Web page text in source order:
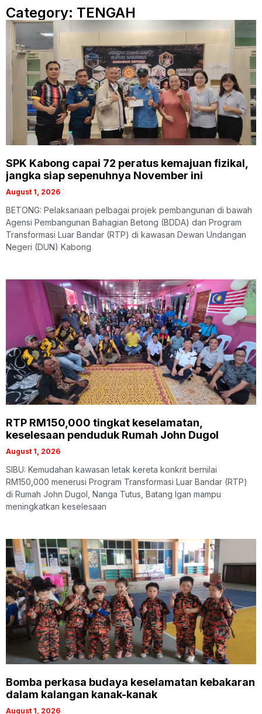
Category: TENGAH
SPK Kabong capai 72 peratus kemajuan fizikal,
jangka siap sepenuhnya November ini
August 1, 2026
​BETONG: Pelaksanaan pelbagai projek pembangunan di bawah
Agensi Pembangunan Bahagian Betong (BDDA) dan Program
Transformasi Luar Bandar (RTP) di kawasan Dewan Undangan
Negeri (DUN) Kabong
RTP RM150,000 tingkat keselamatan,
keselesaan penduduk Rumah John Dugol
August 1, 2026
SIBU: Kemudahan kawasan letak kereta konkrit bernilai
RM150,000 menerusi Program Transformasi Luar Bandar (RTP)
di Rumah John Dugol, Nanga Tutus, Batang Igan mampu
meningkatkan keselesaan
Bomba perkasa budaya keselamatan kebakaran
dalam kalangan kanak-kanak
August 1, 2026